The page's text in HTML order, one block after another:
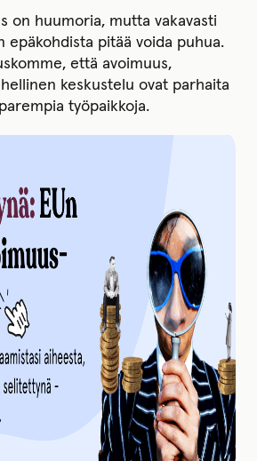
on huumoria, mutta vakavasti
epäkohdista pitää voida puhua.
että avoimuus,
keskustelu ovat parhaita
työpaikkoja.